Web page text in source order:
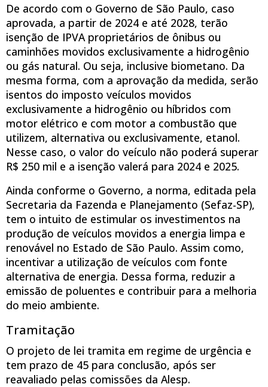
De acordo com o Governo de São Paulo, caso
aprovada, a partir de 2024 e até 2028, terão
isenção de IPVA proprietários de ônibus ou
caminhões movidos exclusivamente a hidrogênio
ou gás natural. Ou seja, inclusive biometano. Da
mesma forma, com a aprovação da medida, serão
isentos do imposto veículos movidos
exclusivamente a hidrogênio ou híbridos com
motor elétrico e com motor a combustão que
utilizem, alternativa ou exclusivamente, etanol.
Nesse caso, o valor do veículo não poderá superar
R$ 250 mil e a isenção valerá para 2024 e 2025.
Ainda conforme o Governo, a norma, editada pela
Secretaria da Fazenda e Planejamento (Sefaz-SP),
tem o intuito de estimular os investimentos na
produção de veículos movidos a energia limpa e
renovável no Estado de São Paulo.​ Assim como,
incentivar a utilização de veículos com fonte
alternativa de energia. Dessa forma, reduzir a
emissão de poluentes e contribuir para a melhoria
do meio ambiente.
Tramitação
O projeto de lei tramita em regime de urgência e
tem prazo de 45 para conclusão, após ser
reavaliado pelas comissões da Alesp.